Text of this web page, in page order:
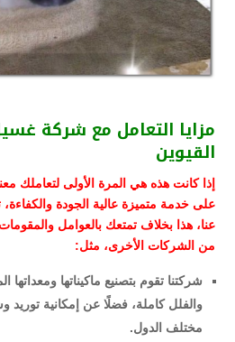
مزايا التعامل مع شركة
القيوين
إذا كانت هذه هي المرة الأولى لتعاملك
على خدمة متميزة عالية الجودة
عنا، هذا بخلاف تمتعك بالعوامل والمقومات
من الشركات الأخرى، مثل:
شركتنا تقوم بتصنيع ماكيناتها
والفلل كاملة، فضلًا عن إمكانية
مختلف الدول.